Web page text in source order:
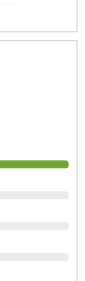
A só alatt nem a
konyhasót értjük,
minőségű és
szervezetünkre?
történő
szegény,
akkor mint
és az erőnlét
szintet